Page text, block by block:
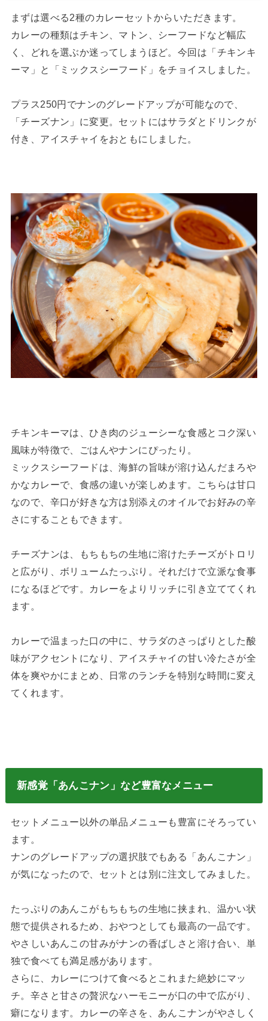
まずは選べる2種のカレーセットからいただきます。
カレーの種類はチキン、マトン、シーフードなど幅広
く、どれを選ぶか迷ってしまうほど。今回は「チキンキ
ーマ」と「ミックスシーフード」をチョイスしました。
プラス250円でナンのグレードアップが可能なので、
「チーズナン」に変更。セットにはサラダとドリンクが
付き、アイスチャイをおともにしました。
チキンキーマは、ひき肉のジューシーな食感とコク深い
風味が特徴で、ごはんやナンにぴったり。
ミックスシーフードは、海鮮の旨味が溶け込んだまろや
かなカレーで、食感の違いが楽しめます。こちらは甘口
なので、辛口が好きな方は別添えのオイルでお好みの辛
さにすることもできます。
チーズナンは、もちもちの生地に溶けたチーズがトロリ
と広がり、ボリュームたっぷり。それだけで立派な食事
になるほどです。カレーをよりリッチに引き立ててくれ
ます。
カレーで温まった口の中に、サラダのさっぱりとした酸
味がアクセントになり、アイスチャイの甘い冷たさが全
体を爽やかにまとめ、日常のランチを特別な時間に変え
てくれます。
新感覚「あんこナン」など豊富なメニュー
セットメニュー以外の単品メニューも豊富にそろってい
ます。
ナンのグレードアップの選択肢でもある「あんこナン」
が気になったので、セットとは別に注文してみました。
たっぷりのあんこがもちもちの生地に挟まれ、温かい状
態で提供されるため、おやつとしても最高の一品です。
やさしいあんこの甘みがナンの香ばしさと溶け合い、単
独で食べても満足感があります。
さらに、カレーにつけて食べるとこれまた絶妙にマッ
チ。辛さと甘さの贅沢なハーモニーが口の中で広がり、
癖になります。カレーの辛さを、あんこナンがやさしく